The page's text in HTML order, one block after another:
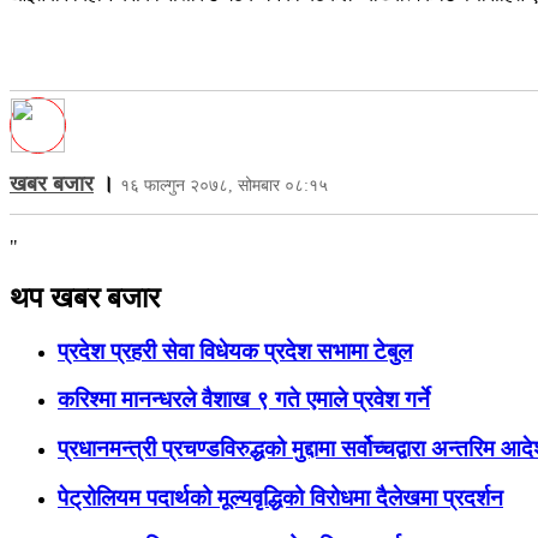
खबर बजार। १६ फाल्गुन २०७८, सोमबार ०८:१५
"
थप खबर बजार
प्रदेश प्रहरी सेवा विधेयक प्रदेश सभामा टेबुल
करिश्मा मानन्धरले वैशाख ९ गते एमाले प्रवेश गर्ने
प्रधानमन्त्री प्रचण्डविरुद्धको मुद्दामा सर्वोच्चद्वारा अन्तरिम
पेट्रोलियम पदार्थको मूल्यवृद्धिको विरोधमा दैलेखमा प्रदर्शन